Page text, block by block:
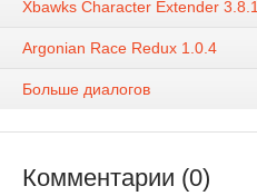
Xbawks Character Extender 3.8.1
Argonian Race Redux 1.0.4
Больше диалогов
Комментарии (0)